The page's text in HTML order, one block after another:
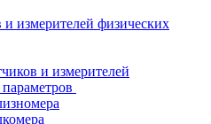
и измерителей физических
и измерителей